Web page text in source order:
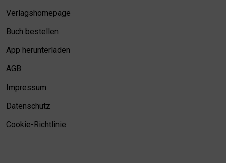
Verlagshomepage
Buch bestellen
App herunterladen
AGB
Impressum
Datenschutz
Cookie-Richtlinie